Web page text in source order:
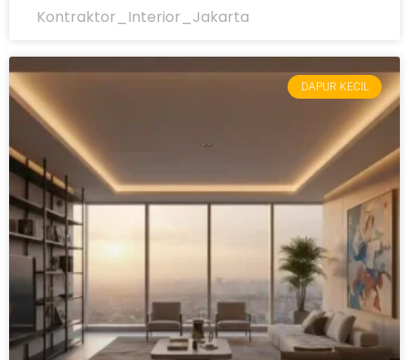
Kontraktor_Interior_Jakarta
DAPUR KECIL